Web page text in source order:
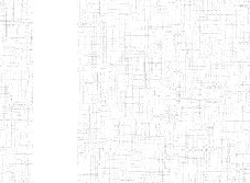
TRAINING AND
EMPOWERMENT
PROGRAMME
(CISETTEP)